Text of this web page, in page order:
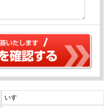
いすゞ